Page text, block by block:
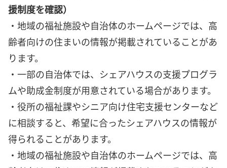
援制度を確認）
・地域の福祉施設や自治体のホームページでは、高
齢者向けの住まいの情報が掲載されていることがあ
ります。
・一部の自治体では、シェアハウスの支援プログラ
ムや助成金制度が用意されている場合があります。
・役所の福祉課やシニア向け住宅支援センターなど
に相談すると、希望に合ったシェアハウスの情報が
得られることがあります。
・地域の福祉施設や自治体のホームページでは、高